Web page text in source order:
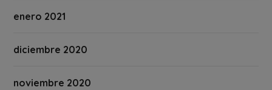
enero 2021
diciembre 2020
noviembre 2020